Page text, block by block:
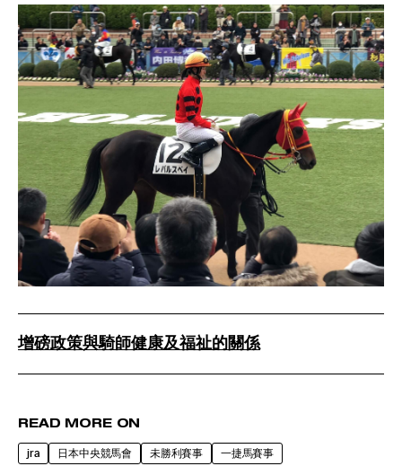
增磅政策與騎師健康及福祉的關係
READ MORE ON
jra 日本中央競馬會 未勝利賽事 一捷馬賽事